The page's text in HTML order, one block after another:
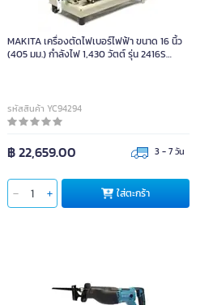
MAKITA เครื่องตัดไฟเบอร์ไฟฟ้า ขนาด 16 นิ้ว
(405 มม.) กำลังไฟ 1,430 วัตต์ รุ่น 2416S
รหัสสินค้า YC94294
฿ 22,659.00 3 - 7 วัน
ใส่ตะกร้า